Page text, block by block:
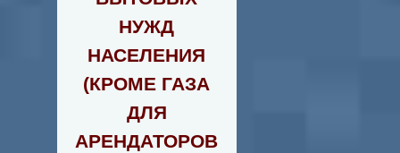
НУЖД
НАСЕЛЕНИЯ
(КРОМЕ ГАЗА
ДЛЯ
АРЕНДАТОРОВ